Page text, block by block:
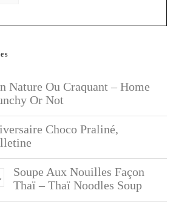
Nature Ou Craquant – Home
Or Not
Choco Praliné,
Soupe Aux Nouilles Façon
Thaï – Thaï Noodles Soup